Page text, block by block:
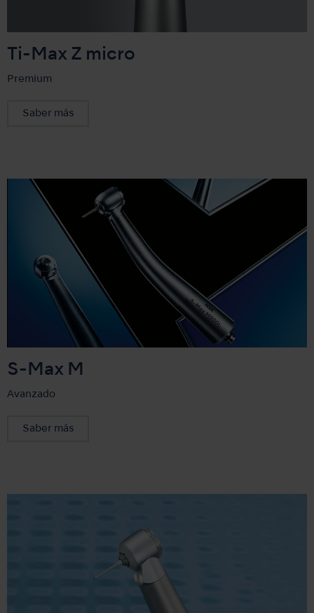
Ti-Max Z micro
Premium
Saber más
S-Max M
Avanzado
Saber más